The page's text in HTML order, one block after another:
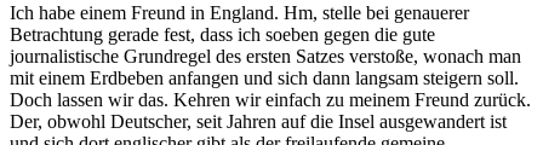
Ich habe einem Freund in England. Hm, stelle bei genauerer
Betrachtung gerade fest, dass ich soeben gegen die gute
journalistische Grundregel des ersten Satzes verstoße, wonach man
mit einem Erdbeben anfangen und sich dann langsam steigern soll.
Doch lassen wir das. Kehren wir einfach zu meinem Freund zurück.
Der, obwohl Deutscher, seit Jahren auf die Insel ausgewandert ist